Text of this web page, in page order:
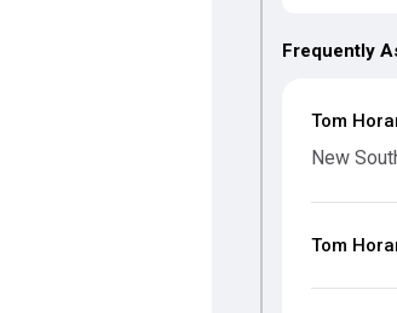
Frequently
Tom
New
Tom